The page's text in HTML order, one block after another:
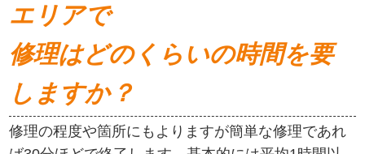
エリアで
修理はどのくらいの時間を要
しますか？
修理の程度や箇所にもよりますが簡単な修理であれ